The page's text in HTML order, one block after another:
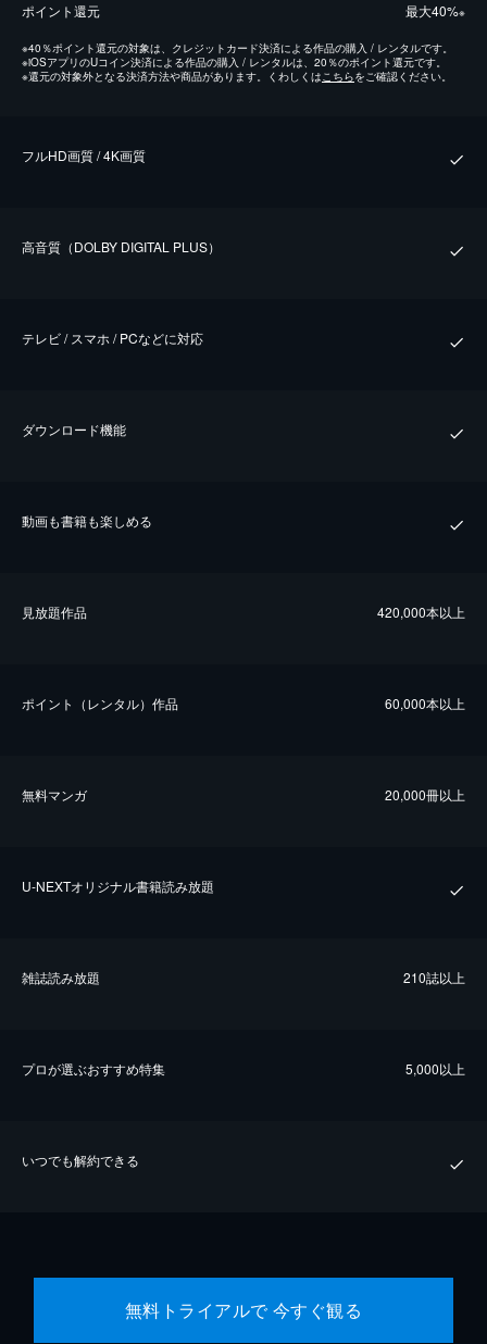
ポイント還元 最⼤40%※
※40％ポイント還元の対象は、クレジットカード決済による作品の購入 / レンタルです。
※iOSアプリのUコイン決済による作品の購入 / レンタルは、20％のポイント還元です。
※還元の対象外となる決済方法や商品があります。くわしくはこちらをご確認ください。
フルHD画質 / 4K画質
⾼⾳質（DOLBY DIGITAL PLUS）
テレビ / スマホ / PCなどに対応
ダウンロード機能
動画も書籍も楽しめる
⾒放題作品 420,000本以上
ポイント（レンタル）作品 60,000本以上
無料マンガ 20,000冊以上
U-NEXTオリジナル書籍読み放題
雑誌読み放題 210誌以上
プロが選ぶおすすめ特集 5,000以上
いつでも解約できる
無料トライアルで 今すぐ観る